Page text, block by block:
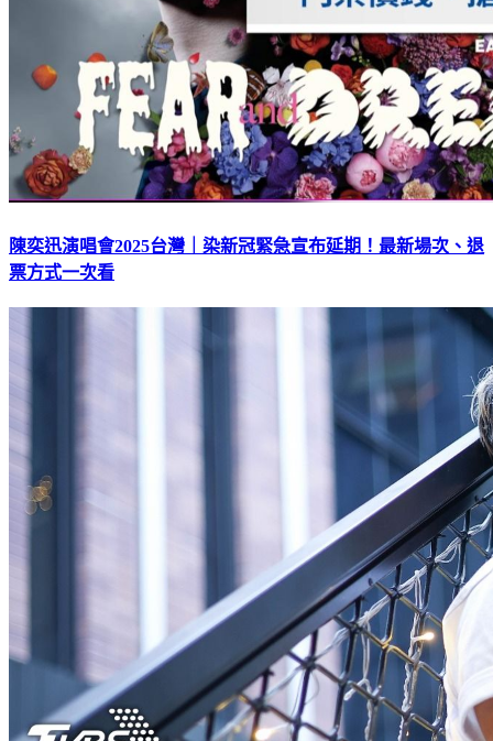
陳奕迅演唱會2025台灣｜染新冠緊急宣布延期！最新場次、退